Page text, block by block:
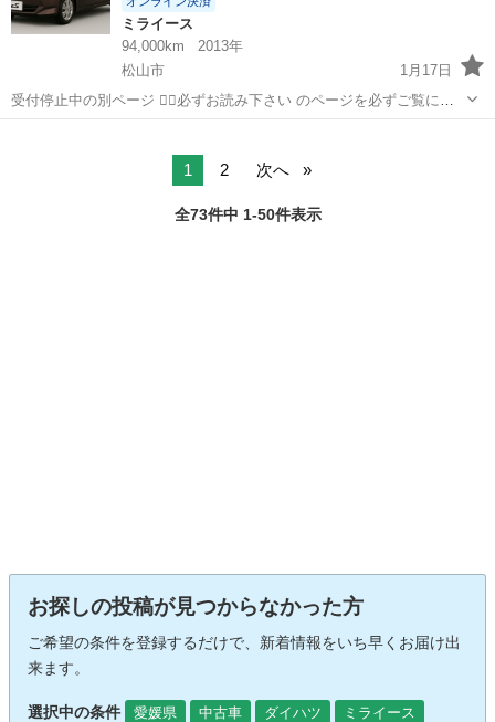
ミライース
94,000km
2013年
松山市
1月17日
受付停止中の別ページ 🙇‍♂️必ずお読み下さい のページを必ずご覧にな
って下さい。 「本投稿は紹介枠の広告です。実車は提携販売店にて確
1 2 次へ
全73件中 1-50件表示
お探しの投稿が見つからなかった方
ご希望の条件を登録するだけで、新着情報をいち早くお届け出
来ます。
選択中の条件 愛媛県 中古車 ダイハツ ミライース